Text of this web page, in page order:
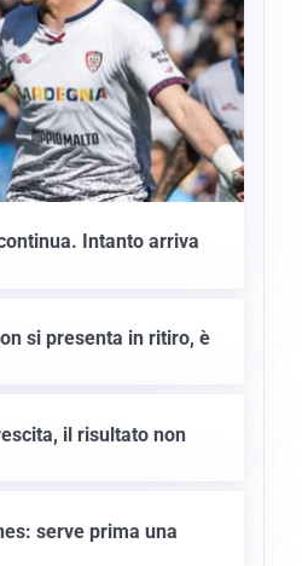
Intanto arriva
si presenta in ritiro, è
il risultato non
serve prima una